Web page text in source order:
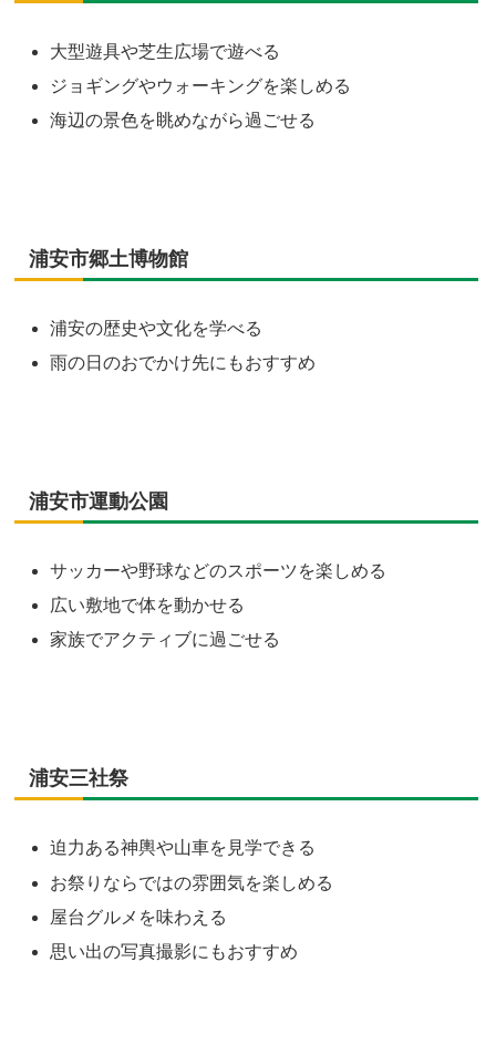
大型遊具や芝生広場で遊べる
ジョギングやウォーキングを楽しめる
海辺の景色を眺めながら過ごせる
浦安市郷土博物館
浦安の歴史や文化を学べる
雨の日のおでかけ先にもおすすめ
浦安市運動公園
サッカーや野球などのスポーツを楽しめる
広い敷地で体を動かせる
家族でアクティブに過ごせる
浦安三社祭
迫力ある神輿や山車を見学できる
お祭りならではの雰囲気を楽しめる
屋台グルメを味わえる
思い出の写真撮影にもおすすめ